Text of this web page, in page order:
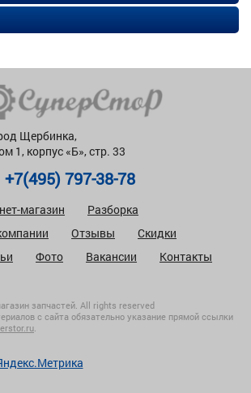
Щербинка,
1, корпус «Б», стр. 33
+7(495) 797-38-78
магазин
Разборка
Отзывы
Скидки
Фото Вакансии
Контакты
запчастей. All rights reserved
с сайта обязательно указание прямой ссылки